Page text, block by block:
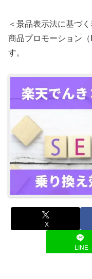
＜景品表示法に基づ
商品プロモーション
す。
X
LINE